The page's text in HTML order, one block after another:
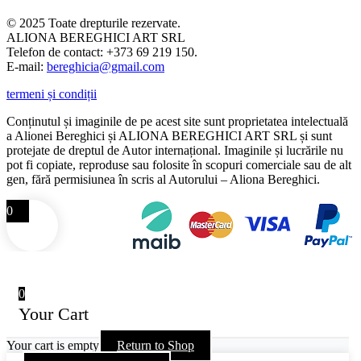
© 2025 Toate drepturile rezervate.
ALIONA BEREGHICI ART SRL
Telefon de contact: +373 69 219 150.
E-mail: bereghicia@gmail.com
termeni și condiții
Conținutul și imaginile de pe acest site sunt proprietatea intelectuală
a Alionei Bereghici și ALIONA BEREGHICI ART SRL și sunt
protejate de dreptul de Autor internațional. Imaginile și lucrările nu
pot fi copiate, reproduse sau folosite în scopuri comerciale sau de alt
gen, fără permisiunea în scris al Autorului – Aliona Bereghici.
0
0
Your Cart
Your cart is empty Return to Shop